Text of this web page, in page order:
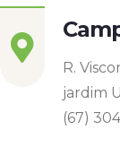
R.
jardim
(67)